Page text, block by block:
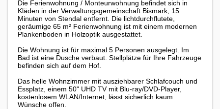
Die Ferienwohnung / Monteurwohnung befindet sich in
Kläden in der Verwaltungsgemeinschaft Bismark, 15
Minuten von Stendal entfernt. Die lichtdurchflutete,
geräumige 65 m² Ferienwohnung ist mit einem modernen
Plankenboden in Holzoptik ausgestattet.
Die Wohnung ist für maximal 5 Personen ausgelegt. Im
Bad ist eine Dusche verbaut. Stellplätze für Ihre Fahrzeuge
befinden sich auf dem Hof.
Das helle Wohnzimmer mit ausziehbarer Schlafcouch und
Essplatz, einem 50" UHD TV mit Blu-ray/DVD-Player,
kostenlosem WLAN/Internet, lässt sicherlich kaum
Wünsche offen.